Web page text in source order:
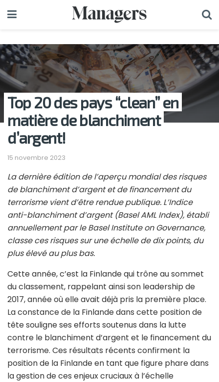
Top 20 des pays “clean” en
matière de blanchiment
d’argent!
15 novembre 2023
La dernière édition de l’aperçu mondial des risques
de blanchiment d’argent et de financement du
terrorisme vient d’être rendue publique. L’Indice
anti-blanchiment d’argent (Basel AML Index), établi
annuellement par le Basel Institute on Governance,
classe ces risques sur une échelle de dix points, du
plus élevé au plus bas.
Cette année, c’est la Finlande qui trône au sommet
du classement, rappelant ainsi son leadership de
2017, année où elle avait déjà pris la première place.
La constance de la Finlande dans cette position de
tête souligne ses efforts soutenus dans la lutte
contre le blanchiment d’argent et le financement du
terrorisme. Ces résultats récents confirment la
position de la Finlande en tant que figure phare dans
la gestion de ces enjeux cruciaux à l’échelle